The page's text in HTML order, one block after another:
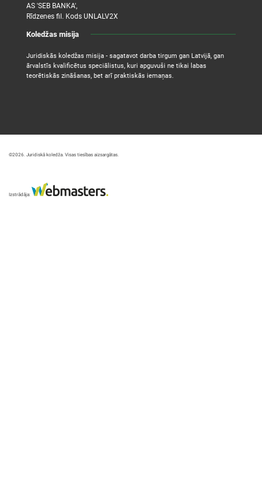
AS 'SEB BANKA',
Rīdzenes fil. Kods UNLALV2X
Koledžas misija
Juridiskās koledžas misija - sagatavot darba tirgum gan Latvijā, gan
ārvalstīs kvalificētus speciālistus, kuri apguvuši ne tikai labas
teorētiskās zināšanas, bet arī praktiskās iemaņas.
©2026. Juridiskā koledža. Visas tiesības aizsargātas.
Izstrādāja: